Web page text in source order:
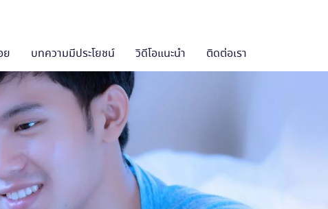
ย บทความมีประโยชน์ วิดีโอแนะนำ ติดต่อเรา